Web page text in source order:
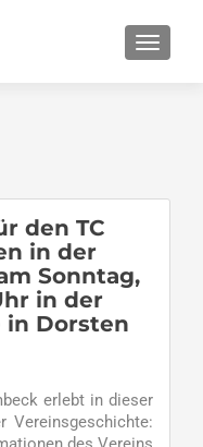
den TC
in der
Sonntag,
in der
in Dorsten
erlebt in dieser
Vereinsgeschichte: